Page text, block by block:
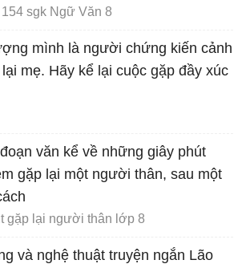
sgk Ngữ Văn 8
mình là người chứng kiến cảnh
mẹ. Hãy kể lại cuộc gặp đầy xúc
văn kể về những giây phút
gặp lại một người thân, sau một
gặp lại người thân lớp 8
và nghệ thuật truyện ngắn Lão